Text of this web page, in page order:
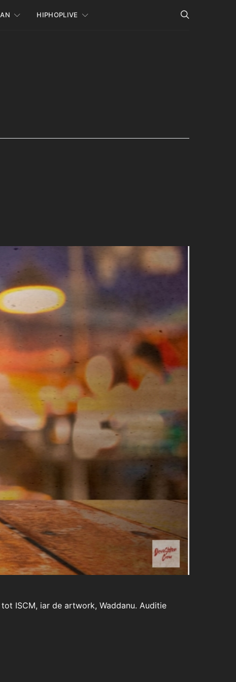
HIPHOPLIVE
ISCM, iar de artwork, Waddanu. Auditie